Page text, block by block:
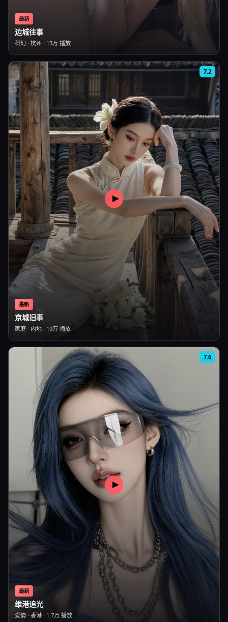
最新
边城往事
科幻 · 杭州 · 13万 播放
7.2
最新
京城旧事
家庭 · 内地 · 19万 播放
7.6
最新
维港追光
爱情 · 香港 · 1.7万 播放